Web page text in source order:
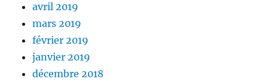
avril 2019
mars 2019
février 2019
janvier 2019
décembre 2018